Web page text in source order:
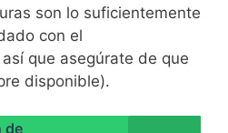
son lo suficientemente
con el
que asegúrate de que
disponible).
de